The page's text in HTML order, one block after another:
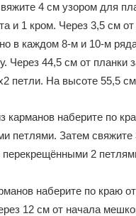
4 см узором для
и 1 кром. Через 3,5 см
в каждом 8-м и 10-м
Через 44,5 см от планки
петли. На высоте 55,5
карманов наберите по
петлями. Затем
перекрещёнными 2
наберите по краю
12 см от начала